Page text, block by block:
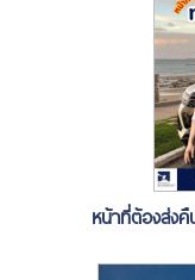
หน้าที่ต้องส่ง